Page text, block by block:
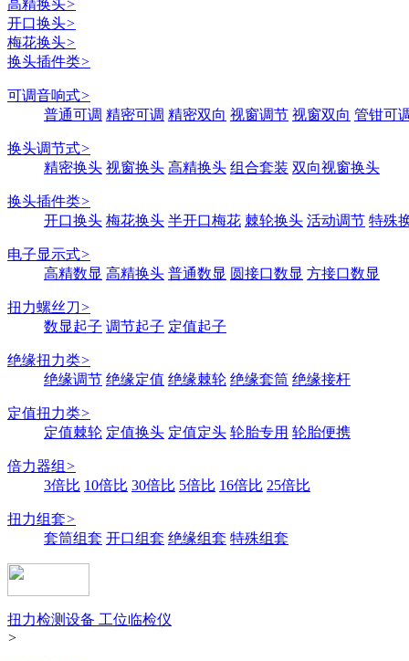
高精换头>
开口换头>
梅花换头>
换头插件类>
可调音响式>
普通可调 精密可调 精密双向 视窗调节 视窗双向 管钳可
换头调节式>
精密换头 视窗换头 高精换头 组合套装 双向视窗换头
换头插件类>
开口换头 梅花换头 半开口梅花 棘轮换头 活动调节 特殊
电子显示式>
高精数显 高精换头 普通数显 圆接口数显 方接口数显
扭力螺丝刀>
数显起子 调节起子 定值起子
绝缘扭力类>
绝缘调节 绝缘定值 绝缘棘轮 绝缘套筒 绝缘接杆
定值扭力类>
定值棘轮 定值换头 定值定头 轮胎专用 轮胎便携
倍力器组 >
3倍比 10倍比 30倍比 5倍比 16倍比 25倍比
扭力组套>
套筒组套 开口组套 绝缘组套 特殊组套
扭力检测设备 工位临检仪
>